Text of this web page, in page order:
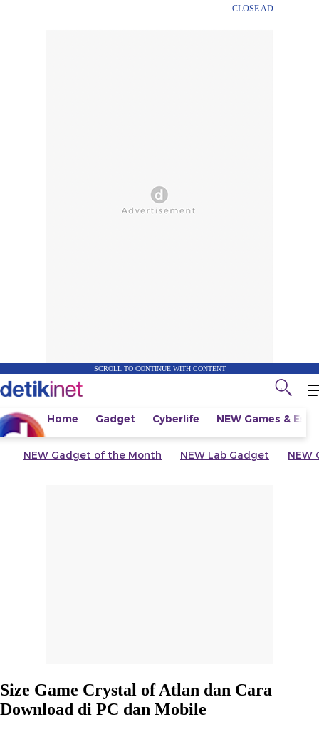
CLOSE AD
SCROLL TO CONTINUE WITH CONTENT
Home Gadget Cyberlife NEW Games &
NEW Gadget of the Month NEW Lab Gadget NEW
Size Game Crystal of Atlan dan Cara
Download di PC dan Mobile